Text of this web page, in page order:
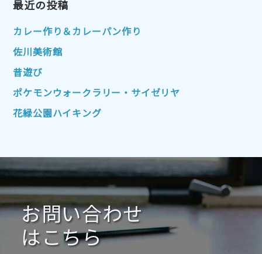
2023年1月
2022年10月 2022年9月
2022年7月
2022年4月
2022年1月 2021年12月 2021年11月
2021年10月 2021年9月
2021年1月 2020年12月 2020年11月
2020年10月 2020年9月 2020年8月
2020年7月 2020年6月 2020年5月
2020年4月 2020年3月 2020年2月
最近の投稿
カレー作り＆カレーパン作り
佐川美術館
昔遊び
ポケモンウォークラリー・サイゼリヤ
花緑公園ハイキング
お問い合わせ
はこちら